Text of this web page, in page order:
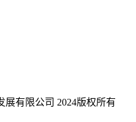
展有限公司 2024版权所有